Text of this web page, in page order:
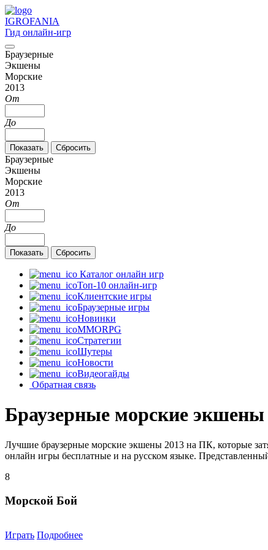
IGROFANIA
Гид онлайн-игр
Браузерные
Экшены
Морские
2013
От
До
Браузерные
Экшены
Морские
2013
От
До
Каталог онлайн игр
Топ-10 онлайн-игр
Клиентские игры
Браузерные игры
Новинки
MMORPG
Стратегии
Шутеры
Новости
Видеогайды
Обратная связь
Браузерные морские экшены
Лучшие браузерные морские экшены 2013 на ПК, которые
онлайн игры бесплатные и на русском языке.
8
Морской Бой
Играть Подробнее